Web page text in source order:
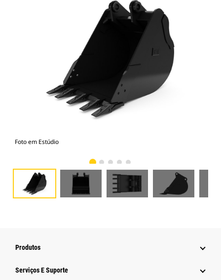
Foto em Estúdio
Produtos
Serviços E Suporte